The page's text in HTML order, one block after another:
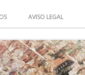
MILAGROS (2)
AVISO LEGAL